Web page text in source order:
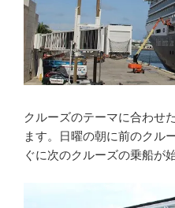
クルーズのテーマに合わせ
ます。日曜の朝に前のクル
ぐに次のクルーズの乗船が